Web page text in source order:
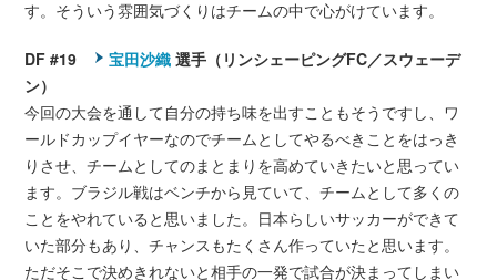
す。そういう雰囲気づくりはチームの中で心がけています。
DF #19 宝田沙織 選手（リンシェーピングFC／スウェーデ
ン）
今回の大会を通して自分の持ち味を出すこともそうですし、ワ
ールドカップイヤーなのでチームとしてやるべきことをはっき
りさせ、チームとしてのまとまりを高めていきたいと思ってい
ます。ブラジル戦はベンチから見ていて、チームとして多くの
ことをやれていると思いました。日本らしいサッカーができて
いた部分もあり、チャンスもたくさん作っていたと思います。
ただそこで決めきれないと相手の一発で試合が決まってしまい